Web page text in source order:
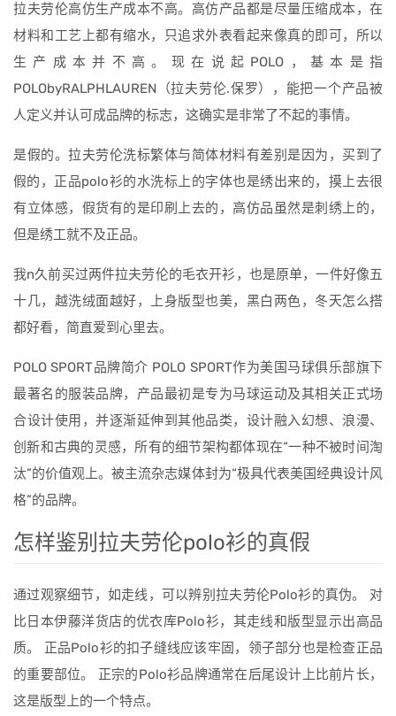
拉夫劳伦高仿生产成本不高。高仿产品都是尽量压缩成本，在
材料和工艺上都有缩水，只追求外表看起来像真的即可，所以
生产成本并不高。现在说起POLO，基本是指
POLObyRALPHLAUREN（拉夫劳伦.保罗），能把一个产品被
人定义并认可成品牌的标志，这确实是非常了不起的事情。
是假的。拉夫劳伦洗标繁体与简体材料有差别是因为，买到了
假的，正品polo衫的水洗标上的字体也是绣出来的，摸上去很
有立体感，假货有的是印刷上去的，高仿品虽然是刺绣上的，
但是绣工就不及正品。
我n久前买过两件拉夫劳伦的毛衣开衫，也是原单，一件好像五
十几，越洗绒面越好，上身版型也美，黑白两色，冬天怎么搭
都好看，简直爱到心里去。
POLO SPORT品牌简介 POLO SPORT作为美国马球俱乐部旗下
最著名的服装品牌，产品最初是专为马球运动及其相关正式场
合设计使用，并逐渐延伸到其他品类，设计融入幻想、浪漫、
创新和古典的灵感，所有的细节架构都体现在“一种不被时间淘
汰”的价值观上。被主流杂志媒体封为“极具代表美国经典设计风
格”的品牌。
怎样鉴别拉夫劳伦polo衫的真假
通过观察细节，如走线，可以辨别拉夫劳伦Polo衫的真伪。 对
比日本伊藤洋货店的优衣库Polo衫，其走线和版型显示出高品
质。 正品Polo衫的扣子缝线应该牢固，领子部分也是检查正品
的重要部位。 正宗的Polo衫品牌通常在后尾设计上比前片长，
这是版型上的一个特点。